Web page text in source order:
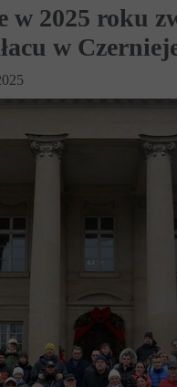
w 2025 roku
w